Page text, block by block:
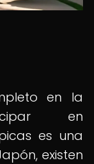
en la
en
es una
existen